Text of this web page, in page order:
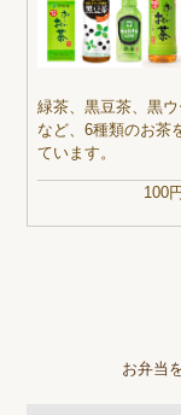
緑茶、黒豆茶、黒
など、6種類のお茶
ています。
100
お弁当